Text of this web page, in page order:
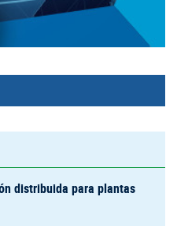
distribuida para plantas